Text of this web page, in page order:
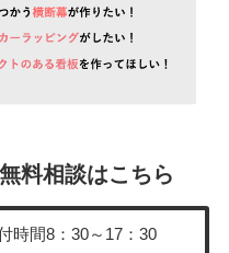
料相談はこちら
時間8：30～17：30